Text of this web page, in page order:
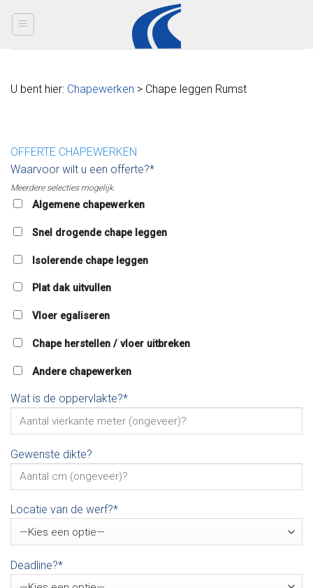
U bent hier: Chapewerken > Chape leggen Rumst
OFFERTE CHAPEWERKEN
Waarvoor wilt u een offerte?*
Meerdere selecties mogelijk.
Algemene chapewerken
Snel drogende chape leggen
Isolerende chape leggen
Plat dak uitvullen
Vloer egaliseren
Chape herstellen / vloer uitbreken
Andere chapewerken
Wat is de oppervlakte?*
Gewenste dikte?
Locatie van de werf?*
Deadline?*